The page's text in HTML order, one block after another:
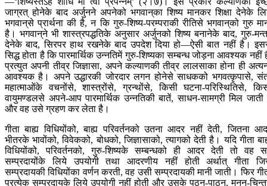
जाग्रत् होनेके बाद अर्जुनने अपनेको भगवान‍्का शिष्य मानकर शिक्षा देनेके
भगवान‍्से प्रार्थना की है, न कि गुरु-शिष्य-परम्पराकी रीतिसे भगवान‍्को गुरु
है। भगवान‍्ने भी शास्त्रपद्धतिके अनुसार अर्जुनको शिष्य बनानेके बाद, गुरु-
देनेके बाद, सिरपर हाथ रखनेके बाद उपदेश दिया हो—ऐसी बात नहीं है।
सिद्ध होता है कि पारमार्थिक उन्नतिमें गुरु-शिष्यका सम्बन्ध जोड़ना आवश्यक नहीं
प्रत्युत अपनी तीव्र जिज्ञासा, अपने कल्याणकी तीव्र लालसाका होना ही
आवश्यक है। अपने उद्धारकी जोरदार लगन होनेसे साधकको भगवत्कृपासे,
महात्माओंके वचनोंसे, शास्त्रोंसे, ग्रन्थोंसे, किसी घटना-परिस्थितिसे,
वायुमण्डलसे अपने-आप पारमार्थिक उन्नतिकी बातें, साधन-सामग्री मिल जाती
और वह उसे ग्रहण कर लेता है।
गीता बाह्य विधियोंको, बाह्य परिवर्तनको उतना आदर नहीं देती, जितना
भीतरके भावोंको, विवेकको, बोधको, जिज्ञासाको, त्यागको देती है। यदि गीता
विधियोंको, परिवर्तनको, गुरु-शिष्यके सम्बन्धको ही आदर देती तो वह
सम्प्रदायोंके लिये उपयोगी तथा आदरणीय नहीं होती अर्थात् गीता
सम्प्रदायकी विधियोंका वर्णन करती, वह उसी सम्प्रदायकी मानी जाती। फिर
प्रत्येक सम्प्रदायके लिये उपयोगी नहीं होती और उसके पठन-पाठन, मनन-